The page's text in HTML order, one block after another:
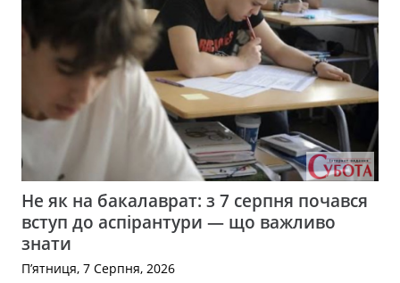
Не як на бакалаврат: з 7 серпня почався
вступ до аспірантури — що важливо
знати
П’ятниця, 7 Серпня, 2026